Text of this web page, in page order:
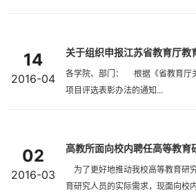
14
2016-04
关于组织申报江苏省教育厅教
各学院、部门： 根据《省教育厅关于印发全省教育系统表彰奖励
项目评选表彰办法的通知...
02
2016-03
高教所面向校内聘任高等教育
为了更好地推动我校高等教育研
育研究人员的实际需求，现面向校